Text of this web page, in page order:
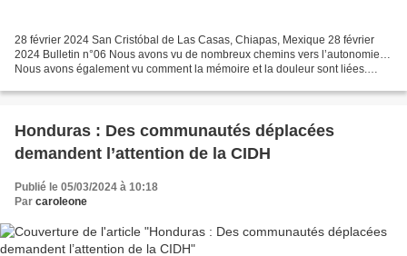
28 février 2024 San Cristóbal de Las Casas, Chiapas, Mexique 28 février
2024 Bulletin n°06 Nous avons vu de nombreux chemins vers l’autonomie…
Nous avons également vu comment la mémoire et la douleur sont liées.
Honduras : Des communautés déplacées
demandent l’attention de la CIDH
Publié le 05/03/2024 à 10:18
Par caroleone